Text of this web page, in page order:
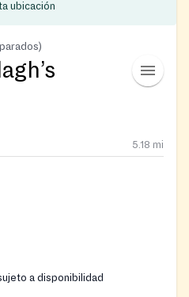
ubicación
5.18 mi
a disponibilidad